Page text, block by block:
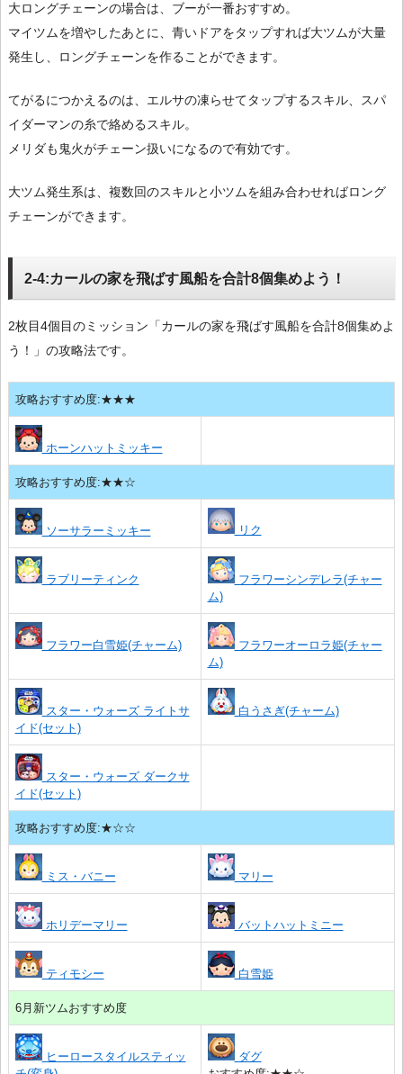
大ロングチェーンの場合は、ブーが一番おすすめ。
マイツムを増やしたあとに、青いドアをタップすれば大ツムが大量
発生し、ロングチェーンを作ることができます。
てがるにつかえるのは、エルサの凍らせてタップするスキル、スパ
イダーマンの糸で絡めるスキル。
メリダも鬼火がチェーン扱いになるので有効です。
大ツム発生系は、複数回のスキルと小ツムを組み合わせればロング
チェーンができます。
2-4:カールの家を飛ばす風船を合計8個集めよう！
2枚目4個目のミッション「カールの家を飛ばす風船を合計8個集めよ
う！」の攻略法です。
攻略おすすめ度:★★★
ホーンハットミッキー
攻略おすすめ度:★★☆
ソーサラーミッキー リク
ラブリーティンク
フラワーシンデレラ(チャー
ム)
フラワー白雪姫(チャーム)
フラワーオーロラ姫(チャー
ム)
スター・ウォーズ ライトサ
イド(セット)
白うさぎ(チャーム)
スター・ウォーズ ダークサ
イド(セット)
攻略おすすめ度:★☆☆
ミス・バニー マリー
ホリデーマリー バットハットミニー
ティモシー 白雪姫
6月新ツムおすすめ度
ヒーロースタイルスティッ
ダグ